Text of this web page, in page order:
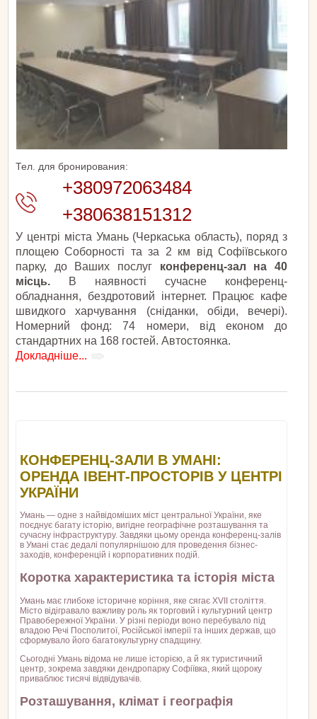
Тел. для бронирования:
+380972063484
+380638151312
У центрі міста Умань (Черкаська область), поряд з
площею Соборності та за 2 км від Софіївського
парку, до Ваших послуг конференц-зал на 40
місць. В наявності сучасне конференц-
обладнання, бездротовий інтернет. Працює кафе
швидкого харчування (сніданки, обіди, вечері).
Номерний фонд: 74 номери, від економ до
стандартних на 168 гостей. Автостоянка.
Докладніше...
КОНФЕРЕНЦ-ЗАЛИ В УМАНІ:
ОРЕНДА ІВЕНТ-ПРОСТОРІВ У ЦЕНТРІ
УКРАЇНИ
Умань — одне з найвідоміших міст центральної України, яке
поєднує багату історію, вигідне географічне розташування та
сучасну інфраструктуру. Завдяки цьому оренда конференц-залів
в Умані стає дедалі популярнішою для проведення бізнес-
заходів, конференцій і корпоративних подій.
Коротка характеристика та історія міста
Умань має глибоке історичне коріння, яке сягає XVII століття.
Місто відігравало важливу роль як торговий і культурний центр
Правобережної України. У різні періоди воно перебувало під
владою Речі Посполитої, Російської імперії та інших держав, що
сформувало його багатокультурну спадщину.
Сьогодні Умань відома не лише історією, а й як туристичний
центр, зокрема завдяки дендропарку Софіївка, який щороку
приваблює тисячі відвідувачів.
Розташування, клімат і географія